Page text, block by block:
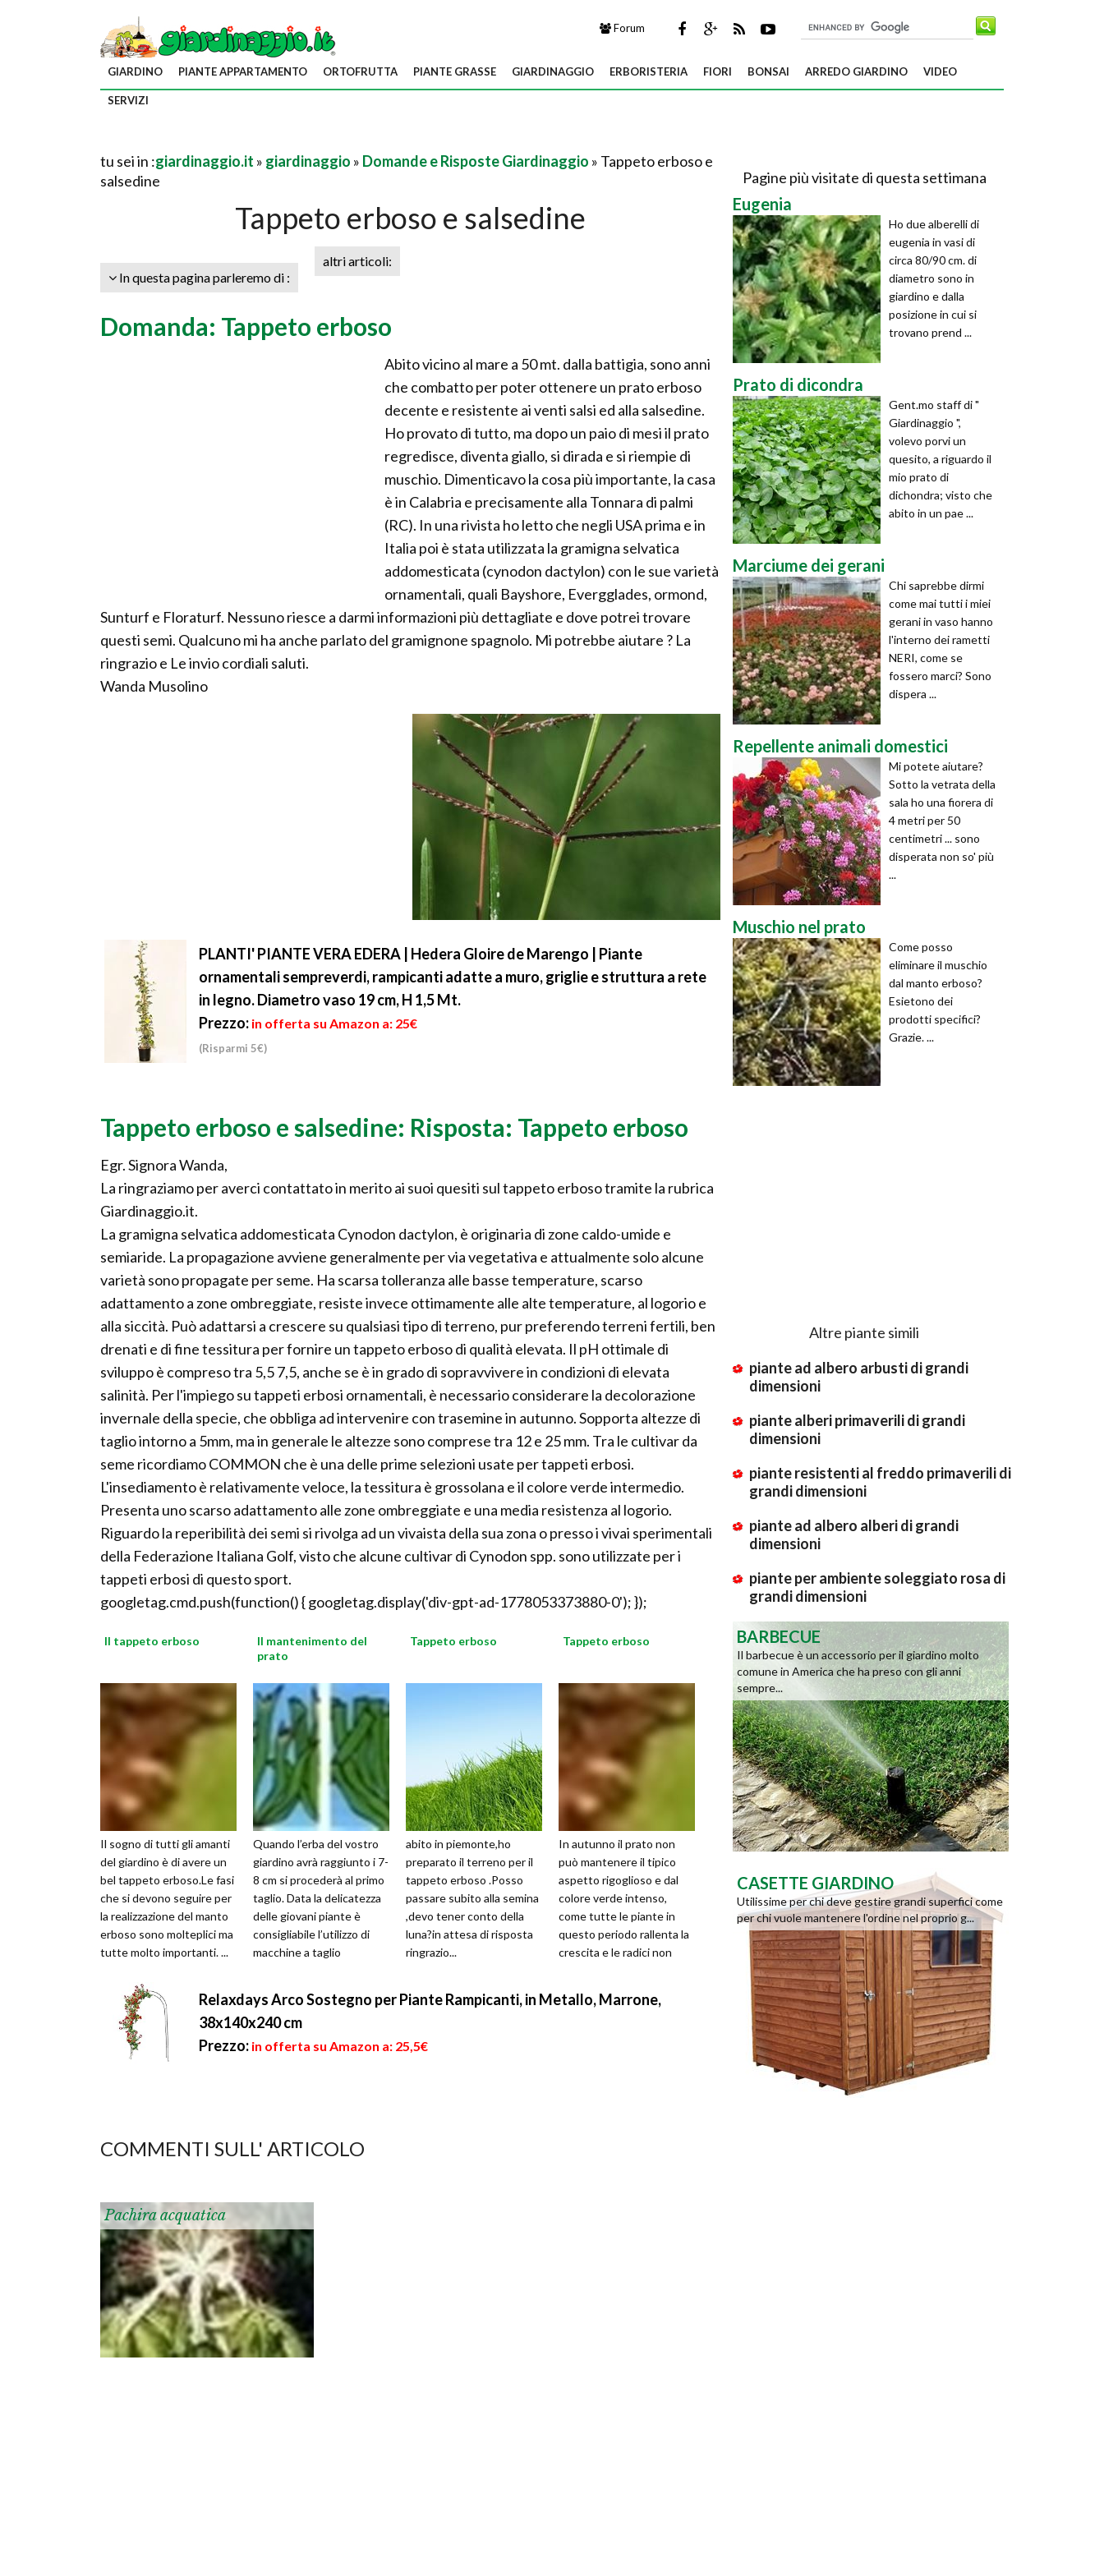
Forum
GIARDINO PIANTE APPARTAMENTO ORTOFRUTTA PIANTE GRASSE GIARDINAGGIO ERBORISTERIA FIORI BONSAI ARREDO GIARDINO VIDEO
SERVIZI
tu sei in :giardinaggio.it » giardinaggio » Domande e Risposte Giardinaggio » Tappeto erboso e
salsedine
Tappeto erboso e salsedine
In questa pagina parleremo di :
altri articoli:
Domanda: Tappeto erboso
Abito vicino al mare a 50 mt. dalla battigia, sono anni
che combatto per poter ottenere un prato erboso
decente e resistente ai venti salsi ed alla salsedine.
Ho provato di tutto, ma dopo un paio di mesi il prato
regredisce, diventa giallo, si dirada e si riempie di
muschio. Dimenticavo la cosa più importante, la casa
è in Calabria e precisamente alla Tonnara di palmi
(RC). In una rivista ho letto che negli USA prima e in
Italia poi è stata utilizzata la gramigna selvatica
addomesticata (cynodon dactylon) con le sue varietà
ornamentali, quali Bayshore, Evergglades, ormond,
Sunturf e Floraturf. Nessuno riesce a darmi informazioni più dettagliate e dove potrei trovare
questi semi. Qualcuno mi ha anche parlato del gramignone spagnolo. Mi potrebbe aiutare ? La
ringrazio e Le invio cordiali saluti.
Wanda Musolino
PLANTI' PIANTE VERA EDERA | Hedera Gloire de Marengo | Piante
ornamentali sempreverdi, rampicanti adatte a muro, griglie e struttura a rete
in legno. Diametro vaso 19 cm, H 1,5 Mt.
Prezzo: in offerta su Amazon a: 25€
(Risparmi 5€)
Tappeto erboso e salsedine: Risposta: Tappeto erboso
Egr. Signora Wanda,
La ringraziamo per averci contattato in merito ai suoi quesiti sul tappeto erboso tramite la rubrica
Giardinaggio.it.
La gramigna selvatica addomesticata Cynodon dactylon, è originaria di zone caldo-umide e
semiaride. La propagazione avviene generalmente per via vegetativa e attualmente solo alcune
varietà sono propagate per seme. Ha scarsa tolleranza alle basse temperature, scarso
adattamento a zone ombreggiate, resiste invece ottimamente alle alte temperature, al logorio e
alla siccità. Può adattarsi a crescere su qualsiasi tipo di terreno, pur preferendo terreni fertili, ben
drenati e di fine tessitura per fornire un tappeto erboso di qualità elevata. Il pH ottimale di
sviluppo è compreso tra 5,5 7,5, anche se è in grado di sopravvivere in condizioni di elevata
salinità. Per l'impiego su tappeti erbosi ornamentali, è necessario considerare la decolorazione
invernale della specie, che obbliga ad intervenire con trasemine in autunno. Sopporta altezze di
taglio intorno a 5mm, ma in generale le altezze sono comprese tra 12 e 25 mm. Tra le cultivar da
seme ricordiamo COMMON che è una delle prime selezioni usate per tappeti erbosi.
L'insediamento è relativamente veloce, la tessitura è grossolana e il colore verde intermedio.
Presenta uno scarso adattamento alle zone ombreggiate e una media resistenza al logorio.
Riguardo la reperibilità dei semi si rivolga ad un vivaista della sua zona o presso i vivai sperimentali
della Federazione Italiana Golf, visto che alcune cultivar di Cynodon spp. sono utilizzate per i
tappeti erbosi di questo sport.
googletag.cmd.push(function() { googletag.display('div-gpt-ad-1778053373880-0'); });
Il tappeto erboso
Il sogno di tutti gli amanti
del giardino è di avere un
bel tappeto erboso.Le fasi
che si devono seguire per
la realizzazione del manto
erboso sono molteplici ma
tutte molto importanti. ...
Il mantenimento del
prato
Quando l’erba del vostro
giardino avrà raggiunto i 7-
8 cm si procederà al primo
taglio. Data la delicatezza
delle giovani piante è
consigliabile l’utilizzo di
macchine a taglio
Tappeto erboso
abito in piemonte,ho
preparato il terreno per il
tappeto erboso .Posso
passare subito alla semina
,devo tener conto della
luna?in attesa di risposta
ringrazio...
Tappeto erboso
In autunno il prato non
può mantenere il tipico
aspetto rigoglioso e dal
colore verde intenso,
come tutte le piante in
questo periodo rallenta la
crescita e le radici non
Relaxdays Arco Sostegno per Piante Rampicanti, in Metallo, Marrone,
38x140x240 cm
Prezzo: in offerta su Amazon a: 25,5€
COMMENTI SULL' ARTICOLO
Pachira acquatica
Pagine più visitate di questa settimana
Eugenia
Ho due alberelli di
eugenia in vasi di
circa 80/90 cm. di
diametro sono in
giardino e dalla
posizione in cui si
trovano prend ...
Prato di dicondra
Gent.mo staff di "
Giardinaggio ",
volevo porvi un
quesito, a riguardo il
mio prato di
dichondra; visto che
abito in un pae ...
Marciume dei gerani
Chi saprebbe dirmi
come mai tutti i miei
gerani in vaso hanno
l'interno dei rametti
NERI, come se
fossero marci? Sono
dispera ...
Repellente animali domestici
Mi potete aiutare?
Sotto la vetrata della
sala ho una fiorera di
4 metri per 50
centimetri ... sono
disperata non so' più
...
Muschio nel prato
Come posso
eliminare il muschio
dal manto erboso?
Esietono dei
prodotti specifici?
Grazie. ...
Altre piante simili
piante ad albero arbusti di grandi
dimensioni
piante alberi primaverili di grandi
dimensioni
piante resistenti al freddo primaverili di
grandi dimensioni
piante ad albero alberi di grandi
dimensioni
piante per ambiente soleggiato rosa di
grandi dimensioni
BARBECUE
Il barbecue è un accessorio per il giardino molto
comune in America che ha preso con gli anni
sempre...
CASETTE GIARDINO
Utilissime per chi deve gestire grandi superfici come
per chi vuole mantenere l'ordine nel proprio g...